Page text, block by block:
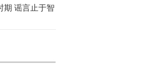
期 谣言止于智